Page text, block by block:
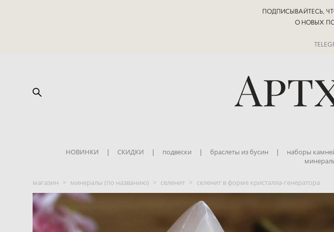
ПОДПИСЫВАЙТЕСЬ,
О НОВЫХ
НОВИНКИ | СКИДКИ | подвески | браслеты из бусин | наборы
магазин > минералы (по названию) > селенит > селенит в форме кристалла-генератора